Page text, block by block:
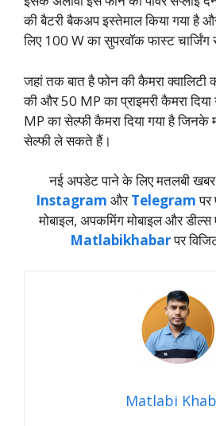
की बैटरी बैकअप इस्तेमाल किया गया है
लिए 100 W का सुपरवॉक फास्ट चार्जिंग
जहां तक बात है फोन की कैमरा
की और 50 MP का प्राइमरी कैमरा
MP का सेल्फी कैमरा दिया गया है जिनके
सेल्फी ले सकते हैं।
नई अपडेट पाने के लिए मतलबी
Instagram औरTelegram
मोबाइल, अपकमिंग मोबाइल और
Matlabikhabarपर
Matlabi